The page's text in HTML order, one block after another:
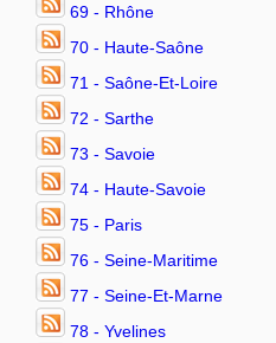
69 - Rhône
70 - Haute-Saône
71 - Saône-Et-Loire
72 - Sarthe
73 - Savoie
74 - Haute-Savoie
75 - Paris
76 - Seine-Maritime
77 - Seine-Et-Marne
78 - Yvelines